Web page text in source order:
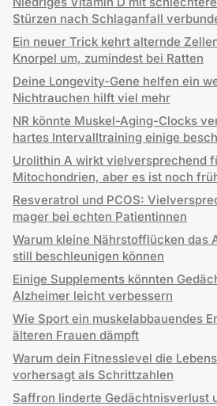
Stürzen nach Schlaganfall
Ein neuer Trick kehrt alternde
Knorpel um, zumindest bei Ratten
Deine Longevity-Gene helfen ein
Nichtrauchen hilft viel mehr
NR könnte Muskel-Aging-Clocks
hartes Intervalltraining einige
Urolithin A wirkt vielversprechend
Mitochondrien, aber es ist noch
Resveratrol und PCOS:
mager bei echten Patientinnen
Warum kleine Nährstofflücken das
still beschleunigen können
Einige Supplements könnten
Alzheimer leicht verbessern
Wie Sport ein muskelabbauendes
älteren Frauen dämpft
Warum dein Fitnesslevel die
vorhersagt als Schrittzahlen
Saffron linderte Gedächtnisverlust